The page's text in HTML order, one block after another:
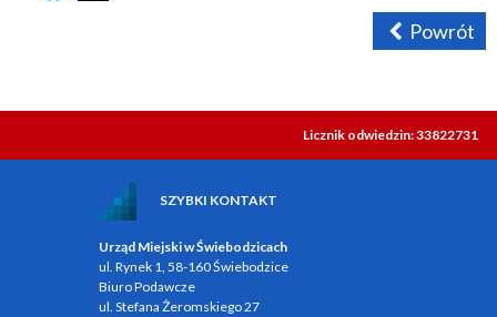
Powrót
Licznik odwiedzin: 33822731
SZYBKI KONTAKT
Urząd Miejski w Świebodzicach
ul. Rynek 1, 58-160 Świebodzice
Biuro Podawcze
ul. Stefana Żeromskiego 27